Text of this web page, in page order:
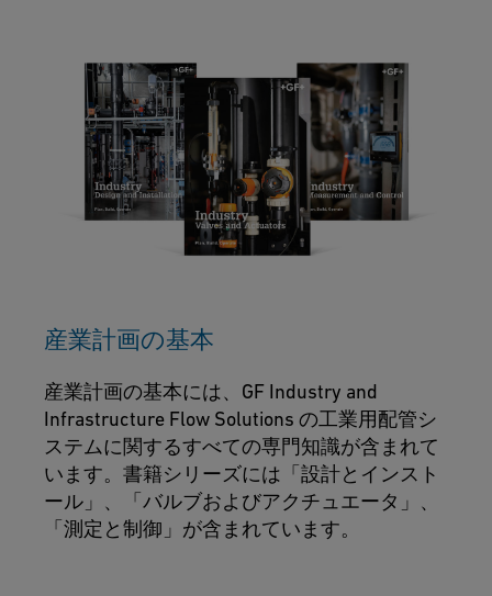
産業計画の基本
産業計画の基本には、GF Industry and
Infrastructure Flow Solutions の工業用配管シ
ステムに関するすべての専門知識が含まれて
います。書籍シリーズには「設計とインスト
ール」、「バルブおよびアクチュエータ」、
「測定と制御」が含まれています。